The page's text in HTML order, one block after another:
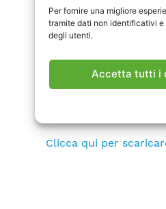
Per fornire una migliore
tramite dati non identificativi
degli utenti.
Accetta tutti i
Clicca qui per